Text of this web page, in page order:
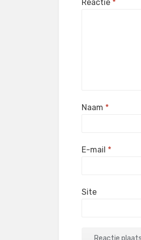
Reactie *
Naam *
E-mail *
Site